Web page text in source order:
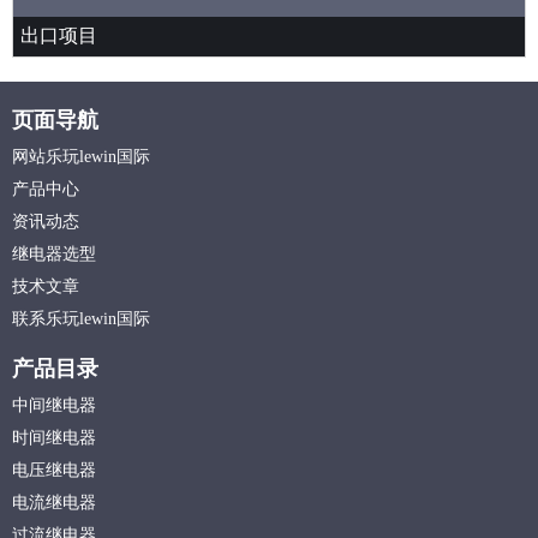
出口项目
页面导航
网站乐玩lewin国际
产品中心
资讯动态
继电器选型
技术文章
联系乐玩lewin国际
产品目录
中间继电器
时间继电器
电压继电器
电流继电器